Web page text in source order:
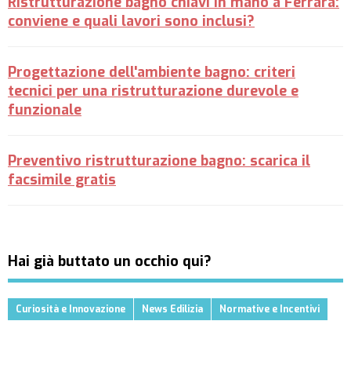
conviene e quali lavori sono inclusi?
Progettazione dell'ambiente bagno: criteri
tecnici per una ristrutturazione durevole e
funzionale
Preventivo ristrutturazione bagno: scarica il
facsimile gratis
Hai già buttato un occhio qui?
Curiosità e Innovazione News Edilizia Normative e Incentivi